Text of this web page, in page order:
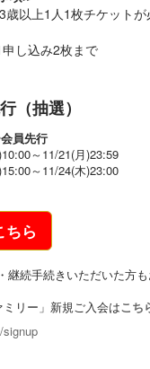
。3歳以上1人1枚
し込み2枚まで
（抽選）
員先行
～11/21(月)23:59
～11/24(木)23:00
ちら
継続手続きいただいた方
リー」新規ご入会はこち